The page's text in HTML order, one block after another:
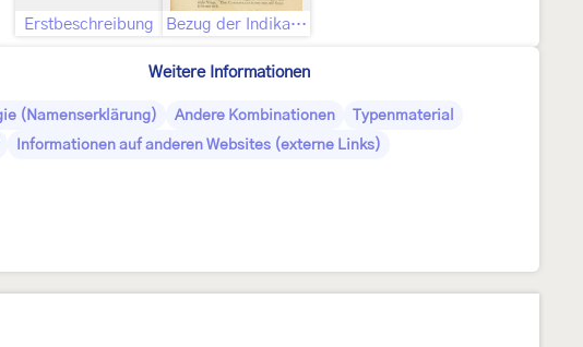
Erstbeschreibung Bezug der Indikation „Alb. ins. t. 5. f. 7.“
Weitere Informationen
(Namenserklärung) Andere Kombinationen
Typenmaterial
Informationen auf anderen Websites (externe Links)